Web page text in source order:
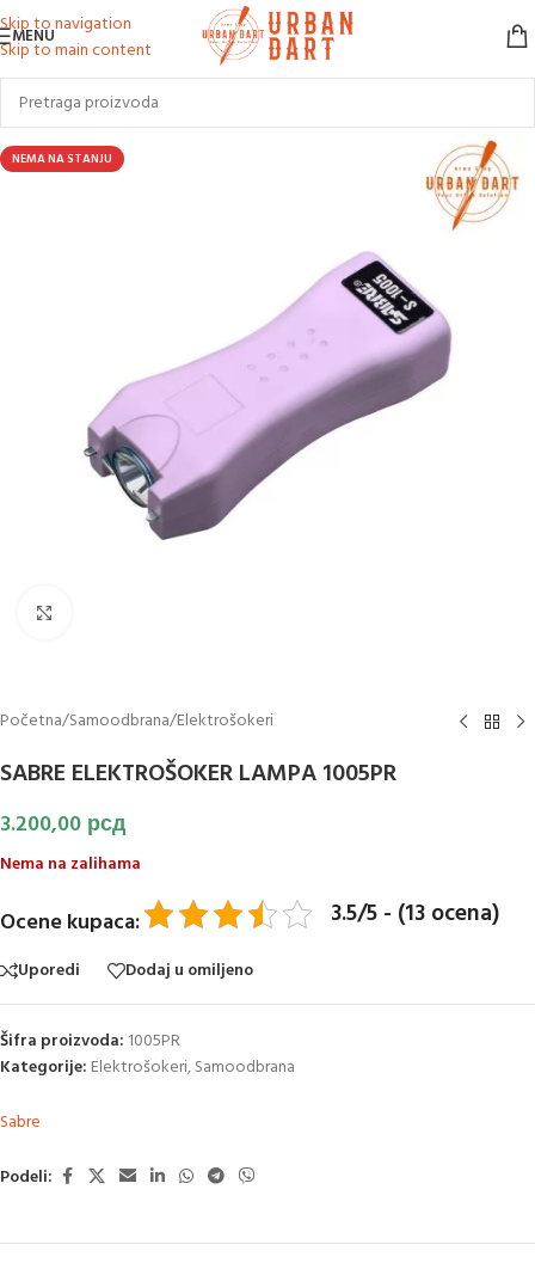
Skip to navigation
Skip to main content
MENU
NEMA NA STANJU
Početna/Samoodbrana/Elektrošokeri
SABRE ELEKTROŠOKER LAMPA 1005PR
3.200,00 рсд
Nema na zalihama
Ocene kupaca: 3.5/5 - (13 ocena)
Uporedi Dodaj u omiljeno
Šifra proizvoda: 1005PR
Kategorije: Elektrošokeri,Samoodbrana
Sabre
Podeli: